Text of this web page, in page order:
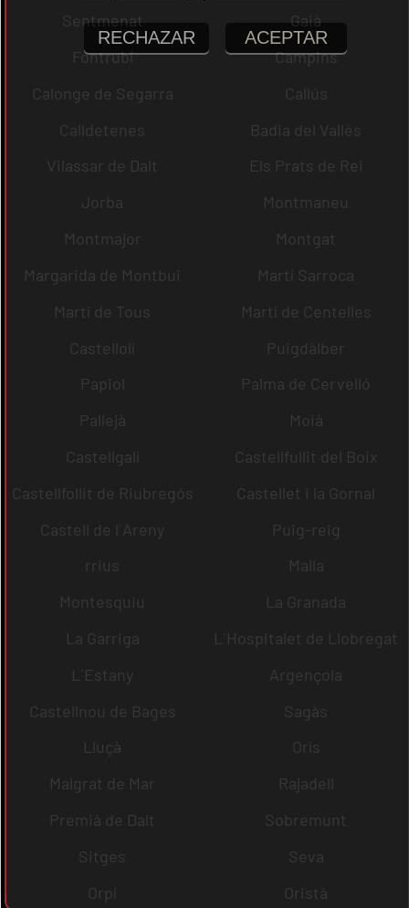
Sentmenat
Gaià
Fontrubí
Campins
Calonge de Segarra
Callús
Calldetenes
Badia del Vallès
Vilassar de Dalt
Els Prats de Rei
Jorba
Montmaneu
Montmajor
Montgat
Margarida de Montbui
Martí Sarroca
Martí de Tous
Martí de Centelles
Castellolí
Puigdàlber
Papiol
Palma de Cervelló
Pallejà
Moià
Castellgalí
Castellfullit del Boix
Castellfollit de Riubregós
Castellet i la Gornal
Castell de l´Areny
Puig-reig
rrius
Malla
Montesquiu
La Granada
La Garriga
L´Hospitalet de Llobregat
L´Estany
Argençola
Castellnou de Bages
Sagàs
Lluçà
Orís
Malgrat de Mar
Rajadell
Premià de Dalt
Sobremunt
Sitges
Seva
Orpí
Oristà
RECHAZAR ACEPTAR